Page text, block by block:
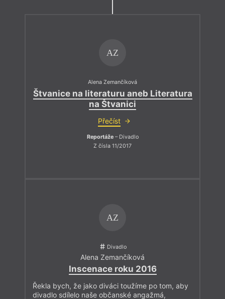
AZ
Alena Zemančíková
Štvanice na literaturu aneb Literatura
na Štvanici
Přečíst
Reportáže– Divadlo
Z čísla 11/2017
AZ
Divadlo
Alena Zemančíková
Inscenace roku 2016
Řekla bych, že jako diváci toužíme po tom, aby
divadlo sdílelo naše občanské angažmá,